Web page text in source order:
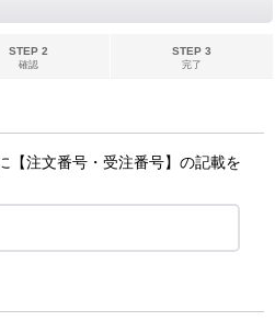
STEP 2
確認
STEP 3
完了
【注文番号・受注番号】の記載を